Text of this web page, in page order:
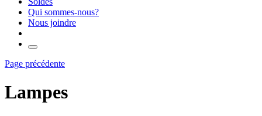
Qui sommes-nous?
Nous joindre
Page précédente
Lampes